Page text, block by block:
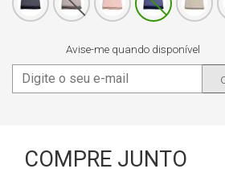
Avise-me quando disponível
COMPRE JUNTO